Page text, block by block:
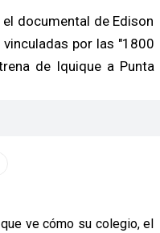
documental de Edison
por las "1800
de Iquique a Punta
ve cómo su colegio, el